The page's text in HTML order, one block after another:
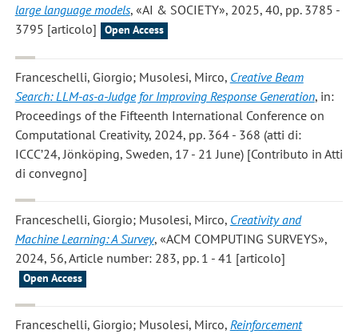
large language models, «AI & SOCIETY», 2025, 40, pp. 3785 -
3795 [articolo]
Open Access
Franceschelli, Giorgio; Musolesi, Mirco, Creative Beam
Search: LLM-as-a-Judge for Improving Response Generation, in:
Proceedings of the Fifteenth International Conference on
Computational Creativity, 2024, pp. 364 - 368 (atti di:
ICCC’24, Jönköping, Sweden, 17 - 21 June) [Contributo in Atti
di convegno]
Franceschelli, Giorgio; Musolesi, Mirco, Creativity and
Machine Learning: A Survey, «ACM COMPUTING SURVEYS»,
2024, 56, Article number: 283, pp. 1 - 41 [articolo]
Open Access
Franceschelli, Giorgio; Musolesi, Mirco, Reinforcement